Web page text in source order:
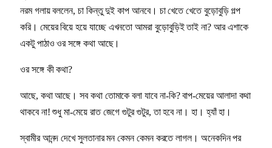
নরম গলায় বললেন, চা কিন্তু দুই কাপ আনবে। চা খেতে খেতে বুড়োবুড়ি গল্প
করি। মেয়ের বিয়ে হয়ে যাচ্ছে এখনতো আমরা বুড়োবুড়িই তাই না? আর এশাকে
একটু পাঠাও ওর সঙ্গে কথা আছে।
ওর সঙ্গে কী কথা?
আছে, কথা আছে। সব কথা তোমাকে বলা যাবে না-কি? বাপ-মেয়ের আলাদা কথা
থাকবে না! শুধু মা-মেয়ে রাত জেগে গুটুর গুটুর, তা হবে না। হা। হ্যাঁ হা।
স্বামীর আনন্দ দেখে সুলতানার মন কেমন কেমন করতে লাগল। অনেকদিন পর